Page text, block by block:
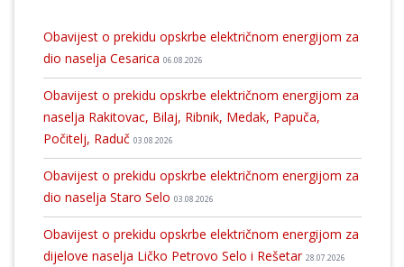
Obavijest o prekidu opskrbe električnom energijom za
dio naselja Cesarica 06.08.2026
Obavijest o prekidu opskrbe električnom energijom za
naselja Rakitovac, Bilaj, Ribnik, Medak, Papuča,
Počitelj, Raduč 03.08.2026
Obavijest o prekidu opskrbe električnom energijom za
dio naselja Staro Selo 03.08.2026
Obavijest o prekidu opskrbe električnom energijom za
dijelove naselja Ličko Petrovo Selo i Rešetar 28.07.2026